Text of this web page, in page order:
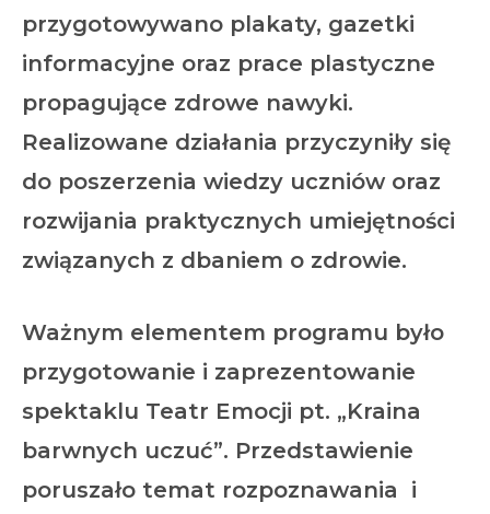
przygotowywano plakaty, gazetki
informacyjne oraz prace plastyczne
propagujące zdrowe nawyki.
Realizowane działania przyczyniły się
do poszerzenia wiedzy uczniów oraz
rozwijania praktycznych umiejętności
związanych z dbaniem o zdrowie.
Ważnym elementem programu było
przygotowanie i zaprezentowanie
spektaklu Teatr Emocji pt. „Kraina
barwnych uczuć”. Przedstawienie
poruszało temat rozpoznawania i